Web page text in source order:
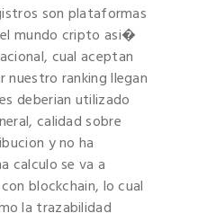
son plataformas
mundo cripto asi�
cual aceptan
nuestro ranking llegan
deberian utilizado
calidad sobre
y no ha
calculo se va a
blockchain, lo cual